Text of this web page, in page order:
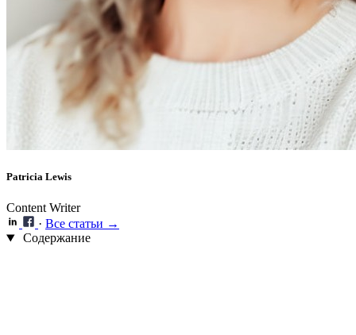
Patricia Lewis
Content Writer
· Все статьи →
Содержание